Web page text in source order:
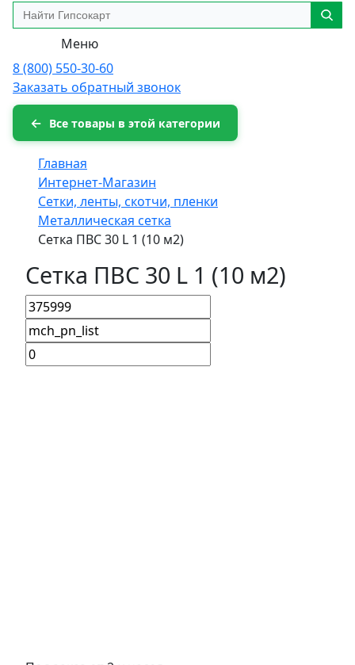
Меню
8 (800) 550-30-60
Заказать обратный звонок
Все товары в этой категории
Главная
Интернет-Магазин
Сетки, ленты, скотчи, пленки
Металлическая сетка
Сетка ПВС 30 L 1 (10 м2)
Сетка ПВС 30 L 1 (10 м2)